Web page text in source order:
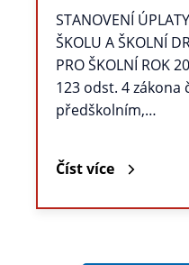
STANOVENÍ
ŠKOLU A ŠKOLNÍ
PRO ŠKOLNÍ ROK
123 odst. 4 zákona
předškolním,…
Číst více